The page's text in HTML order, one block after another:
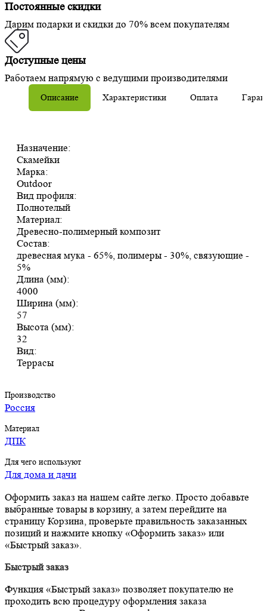
Постоянные скидки
Дарим подарки и скидки до 70% всем покупателям
Доступные цены
Работаем напрямую с ведущими производителями
Описание Характеристики Оплата
Назначение:
Скамейки
Марка:
Outdoor
Вид профиля:
Полнотелый
Материал:
Древесно-полимерный композит
Состав:
древесная мука - 65%, полимеры - 30%, связующие -
5%
Длина (мм):
4000
Ширина (мм):
57
Высота (мм):
32
Вид:
Террасы
Производство
Россия
Материал
ДПК
Для чего используют
Для дома и дачи
Оформить заказ на нашем сайте легко. Просто добавьте
выбранные товары в корзину, а затем перейдите на
страницу Корзина, проверьте правильность заказанных
позиций и нажмите кнопку «Оформить заказ» или
«Быстрый заказ».
Быстрый заказ
Функция «Быстрый заказ» позволяет покупателю не
проходить всю процедуру оформления заказа